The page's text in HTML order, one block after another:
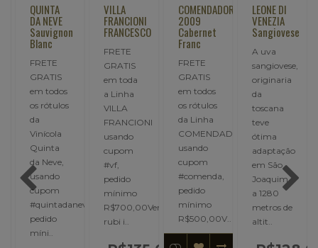
QUINTA
DA NEVE
Sauvignon
Blanc
FRETE
GRATIS
em todos
os rótulos
da
Vinícola
Quinta
da Neve,
usando
cupom
#quintadaneve,
pedido
míni..
VILLA
FRANCIONI
FRANCESCO
FRETE
GRATIS
em toda
a Linha
VILLA
FRANCIONI
usando
cupom
#vf,
pedido
mínimo
R$700,00Vermelho
rubi i..
COMENDADOR
2009
Cabernet
Franc
FRETE
GRATIS
em todos
os rótulos
da Linha
COMENDADOR,
usando
cupom
#comenda,
pedido
mínimo
R$500,00V..
LEONE DI
VENEZIA
Sangiovese
A uva
sangiovese,
originaria
da
toscana
teve
ótima
adaptação
em São
Joaquim
a 1280
metros de
altit..